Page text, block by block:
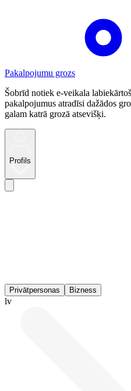
Pakalpojumu grozs
Šobrīd notiek e-veikala
pakalpojumus atradīsi dažādos
galam katrā grozā atsevišķi.
Profils
Privātpersonas Bizness
lv